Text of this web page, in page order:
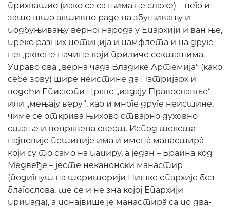
прихватио (иако се са њима не слаже) – него и
зато што активно раде на збуњивању и
подбуњивању верног народа у Епархији и ван ње,
преко разних петиција и памфлета и на друге
нецрквене начине који приличе секташима.
Управо ова „верна чада Владике Артемија“ (како
себе зову) шире неистине да Патријарх и
водећи Епископи Цркве „издају Православље“
или „мењају веру“, као и многе друге неистине,
чиме се открива њихово стварно духовно
стање и нецрквена свест. Испод текста
најновије петиције има и именâ манастирâ
који су то само на папиру, а један – Браина код
Медвеђе – јесте неканонски манастир
(подигнут на територији Нишке епархије без
благослова, те се и не зна којој Епархији
припада), а понајвише је манастирâ са по два-